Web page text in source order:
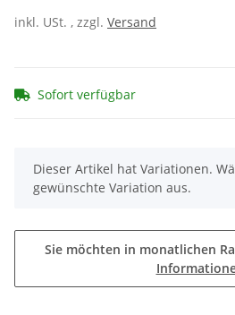
inkl. USt. , zzgl. Versand
Sofort verfügbar
x
Dieser Artikel hat Variationen.
gewünschte Variation aus.
Sie möchten in monatlichen